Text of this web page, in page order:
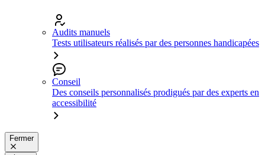
Audits manuels
Tests utilisateurs réalisés par des personnes handicapées
Conseil
Des conseils personnalisés prodigués par des experts en
accessibilité
Fermer